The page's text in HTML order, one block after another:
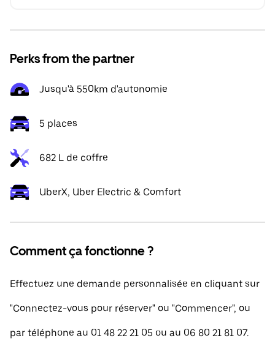
Perks from the partner
Jusqu'à 550km d'autonomie
5 places
682 L de coffre
UberX, Uber Electric & Comfort
Comment ça fonctionne ?
Effectuez une demande personnalisée en cliquant sur
"Connectez-vous pour réserver" ou "Commencer", ou
par téléphone au 01 48 22 21 05 ou au 06 80 21 81 07.